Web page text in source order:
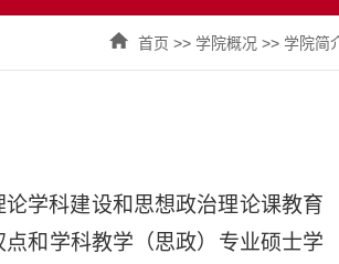
首页 >> 学院概况 >> 学院简
学科建设和思想政治理论课教育
和学科教学（思政）专业硕士学